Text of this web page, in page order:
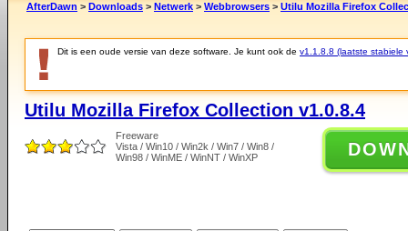
AfterDawn > Downloads > Netwerk > Webbrowsers > Utilu Mozilla Firefox
Dit is een oude versie van deze software. Je kunt ook de v1.1.8.8 (laatste stabiele
Utilu Mozilla Firefox Collection v1.0.8.4
Freeware
Vista / Win10 / Win2k / Win7 / Win8 /
Win98 / WinME / WinNT / WinXP